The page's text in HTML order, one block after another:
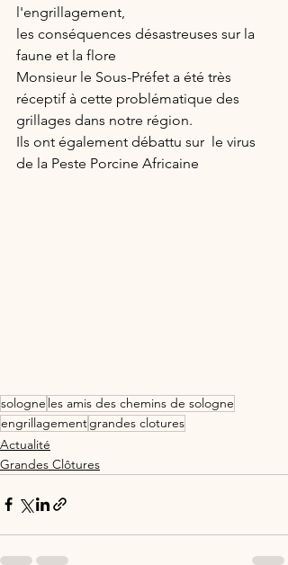
l'engrillagement,
les conséquences désastreuses sur la
faune et la flore
Monsieur le Sous-Préfet a été très
réceptif à cette problématique des
grillages dans notre région.
Ils ont également débattu sur  le virus
de la Peste Porcine Africaine
sologne les amis des chemins de sologne
engrillagementgrandes clotures
Actualité
Grandes Clôtures